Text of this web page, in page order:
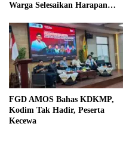
Warga Selesaikan Harapan
FGD AMOS Bahas KDKMP,
Kodim Tak Hadir, Peserta
Kecewa